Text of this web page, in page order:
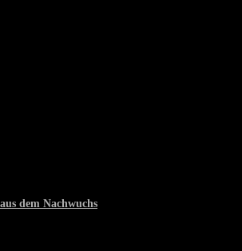
dem Nachwuchs